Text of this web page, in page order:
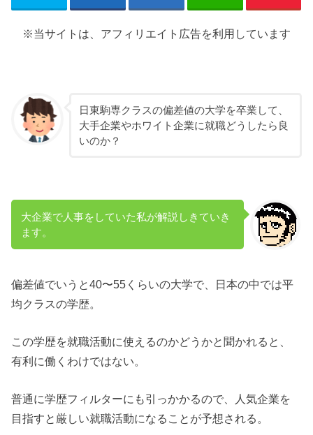
※当サイトは、アフィリエイト広告を利用しています
日東駒専クラスの偏差値の大学を卒業して、
大手企業やホワイト企業に就職どうしたら良
いのか？
大企業で人事をしていた私が解説しきていき
ます。
偏差値でいうと40〜55くらいの大学で、日本の中では平
均クラスの学歴。
この学歴を就職活動に使えるのかどうかと聞かれると、
有利に働くわけではない。
普通に学歴フィルターにも引っかかるので、人気企業を
目指すと厳しい就職活動になることが予想される。